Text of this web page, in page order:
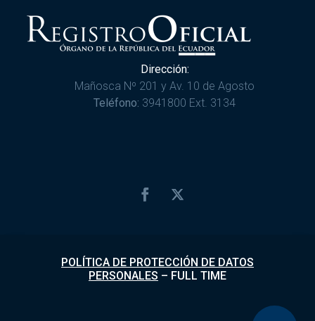
Dirección:
Mañosca Nº 201 y Av. 10 de Agosto
Teléfono: 3941800 Ext. 3134
POLÍTICA DE PROTECCIÓN DE DATOS
PERSONALES – FULL TIME